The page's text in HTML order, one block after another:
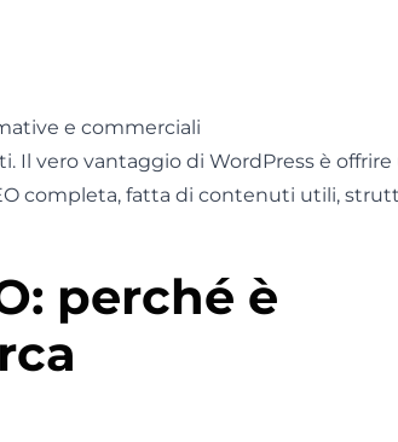
e commerciali
Il vero vantaggio di WordPress è offrire
completa, fatta di contenuti utili,
perché è